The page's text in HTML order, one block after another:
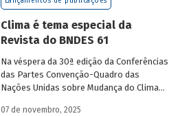
de maior relevância. Nesse processo, as
a realização deste cálculo são
reconhecidas por sua transparência
metodológica, colocando o Fundo Clima
em posição de destaque.
Clima é tema especial da
Revista do BNDES 61
Na véspera da 30ª edição da Conferências
das Partes Convenção-Quadro das
Nações Unidas sobre Mudança do Clima
edição 61 da Revista do BNDES.
07 de novembro, 2025